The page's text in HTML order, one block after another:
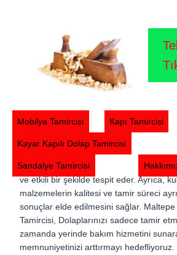
Mobilya Tamircisi Kapı Tamircisi
Kayar Kapılı Dolap Tamircisi
Sandalye Tamircisi
Maltepe Raylı Dolap Tamircisi, Raylı
hem de işyerlerinde sıklıkla tercih edilen
arasında yer almaktadır. Bu tür
Ancak sürekli yaşanan kullanım
aksamların aşınması sonucu tamir
Raylı Dolap Tamircisi, Uzman ekibimiz,
eski haline getirmek için gerekli bilgi
sahiptir. Alanında uzman
ve etkili bir şekilde tespit eder. Ayrıca,
malzemelerin kalitesi ve tamir süreci
sonuçlar elde edilmesini sağlar. Maltepe
Tamircisi, Dolaplarınızı sadece tamir
zamanda yerinde bakım hizmetini
memnuniyetinizi arttırmayı